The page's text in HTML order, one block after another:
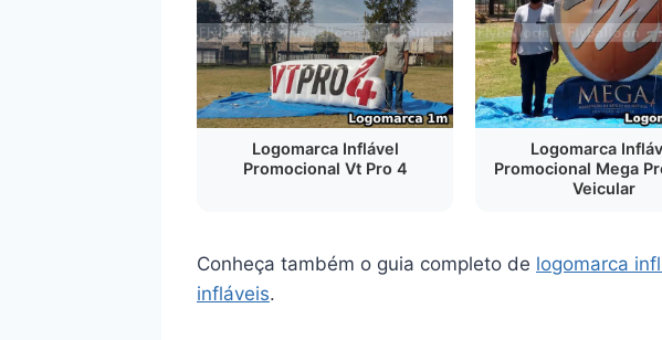
Logomarca Inflável
Promocional Vt Pro 4
Logomarca
Promocional Mega
Veicular
Conheça também o guia completo de logomarca
infláveis.